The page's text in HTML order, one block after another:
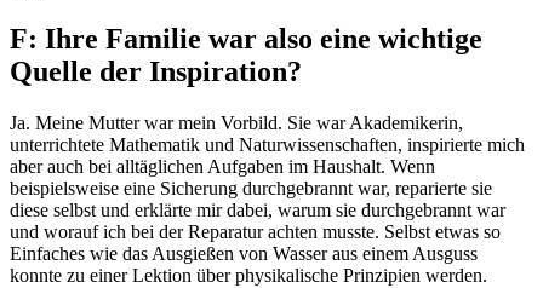
F: Ihre Familie war also eine wichtige
Quelle der Inspiration?
Ja. Meine Mutter war mein Vorbild. Sie war Akademikerin,
unterrichtete Mathematik und Naturwissenschaften, inspirierte mich
aber auch bei alltäglichen Aufgaben im Haushalt. Wenn
beispielsweise eine Sicherung durchgebrannt war, reparierte sie
diese selbst und erklärte mir dabei, warum sie durchgebrannt war
und worauf ich bei der Reparatur achten musste. Selbst etwas so
Einfaches wie das Ausgießen von Wasser aus einem Ausguss
konnte zu einer Lektion über physikalische Prinzipien werden.